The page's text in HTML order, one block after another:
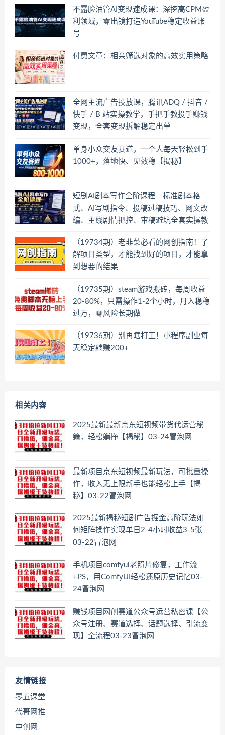
不露脸油管AI变现速成课：深挖高CPM盈
利领域，零出镜打造YouTube稳定收益账
号
付费文章：相亲筛选对象的高效实用策略
全网主流广告投放课，腾讯ADQ / 抖音 /
快手 / B 站实操教学，手把手教投手赚钱
变现，全套变现拆解稳定出单
单身小众交友赛道，一个人每天轻松到手
1000+，落地快、见效稳【揭秘】
短剧AI剧本写作全阶课程｜标准剧本格
式、AI写剧指令、投稿过稿技巧、网文改
编、主线剧情把控、审稿避坑全套实操教
（19734期）老韭菜必看的网创指南！了
解项目类型，才能找到好的项目，才能拿
到想要的结果
（19735期）steam游戏搬砖，每周收益
20-80%，只需操作1-2个小时，月入稳稳
过万，零风险长期做
（19736期）别再瞎打工！小程序副业每
天稳定躺赚200+
相关内容
2025最新最新京东短视频带货代运营秘
籍，轻松躺挣【揭秘】03-24冒泡网
最新项目京东短视频最新玩法，可批量操
作，收入无上限新手也能轻松上手【揭
秘】03-22冒泡网
2025最新揭秘短剧广告掘金高阶玩法如
何矩阵操作实现单日2-4小时收益3-5张
03-22冒泡网
手机项目comfyui老照片修复，工作流
+PS，用ComfyUI轻松还原历史记忆03-
24冒泡网
赚钱项目网创赛道公众号运营私密课【公
众号注册、赛道选择、话题选择、引流变
现】全流程03-23冒泡网
友情链接
零五课堂
代哥网推
中创网